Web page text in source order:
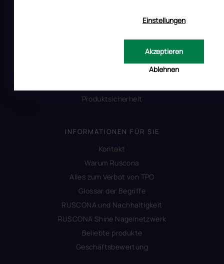
Einstellungen
Ablehnen
Akzeptieren
Allgemeine Geschäftsbedingungen
Datenschutzerklärung
Produktsicherheit
INFORMATIONEN FÜR SIE
Kontakt
Warum Ruscona
Alles zum Verbot von TPO
Glossar der Begriffe
RUSCONA und Nachhaltigkeit
RUSCONA Shine Nagelnetzwerk
Beliebte produkte
Geschäftsbewertung